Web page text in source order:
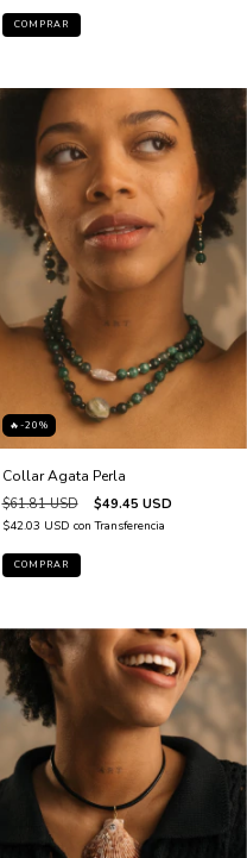
🔥-20%
Collar Agata Perla
$61.81 USD $49.45 USD
$42.03 USD con Transferencia